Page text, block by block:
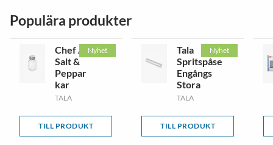
Populära produkter
Nyhet
Chef Aid
Salt &
Peppar
kar
TALA
TILL PRODUKT
Nyhet
Tala
Spritspåse
Engångs
Stora
TALA
TILL PRODUKT